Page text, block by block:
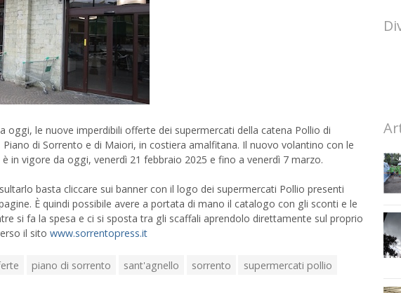
oggi, le nuove imperdibili offerte dei supermercati della catena Pollio di
Piano di Sorrento e di Maiori, in costiera amalfitana. Il nuovo volantino con le
in vigore da oggi, venerdì 21 febbraio 2025 e fino a venerdì 7 marzo.
basta cliccare sui banner con il logo dei supermercati Pollio presenti
È quindi possibile avere a portata di mano il catalogo con gli sconti e le
si fa la spesa e ci si sposta tra gli scaffali aprendolo direttamente sul proprio
il sito www.sorrentopress.it
piano di sorrento sant'agnello sorrento
supermercati pollio